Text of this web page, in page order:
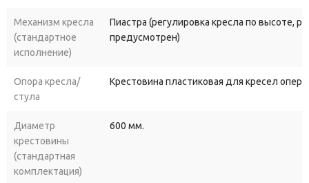
Механизм кресла
(стандартное
исполнение)
Пиастра (регулировка кресла по высоте,
предусмотрен)
Опора кресла/
стула
Крестовина пластиковая для кресел
Диаметр
крестовины
(стандартная
комплектация)
600 мм.